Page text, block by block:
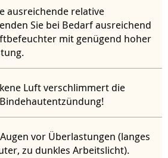
ausreichende relative
Sie bei Bedarf ausreichend
mit genügend hoher
Luft verschlimmert die
vor Überlastungen (langes
zu dunkles Arbeitslicht).